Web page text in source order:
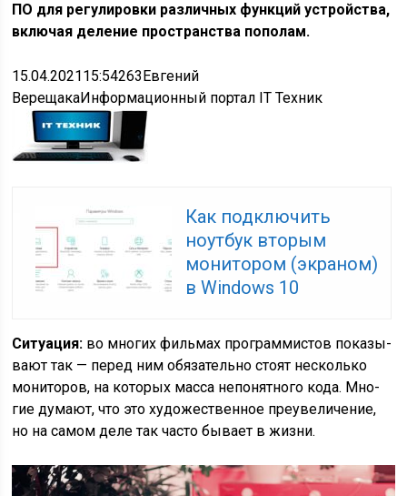
ПО для регулировки различных функций устройства,
включая деление пространства пополам.
15.04.202115:54263Евгений
ВерещакаИнформационный портал IT Техник
Как подключить
ноутбук вторым
монитором (экраном)
в Windows 10
Ситу­а­ция: во мно­гих филь­мах про­грам­ми­стов пока­зы­
ва­ют так — перед ним обя­за­тель­но сто­ят несколь­ко
мони­то­ров, на кото­рых мас­са непо­нят­но­го кода. Мно­
гие дума­ют, что это худо­же­ствен­ное пре­уве­ли­че­ние,
но на самом деле так часто быва­ет в жизни.